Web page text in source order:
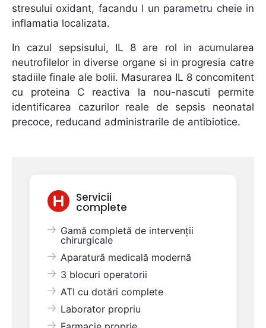
stresului oxidant, facandu l un parametru cheie in
inflamatia localizata.
In cazul sepsisului, IL 8 are rol in acumularea
neutrofilelor in diverse organe si in progresia catre
stadiile finale ale bolii. Masurarea IL 8 concomitent
cu proteina C reactiva la nou-nascuti permite
identificarea cazurilor reale de sepsis neonatal
precoce, reducand administrarile de antibiotice.
Servicii
complete
Gamă completă de intervenții
chirurgicale
Aparatură medicală modernă
3 blocuri operatorii
ATI cu dotări complete
Laborator propriu